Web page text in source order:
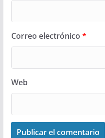
Correo electrónico *
Web